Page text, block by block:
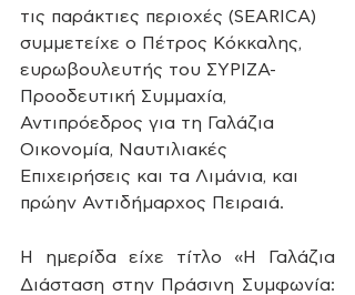
τις παράκτιες περιοχές (SEARICA)
συμμετείχε ο Πέτρος Κόκκαλης,
ευρωβουλευτής του ΣΥΡΙΖΑ-
Προοδευτική Συμμαχία,
Αντιπρόεδρος για τη Γαλάζια
Οικονομία, Ναυτιλιακές
Επιχειρήσεις και τα Λιμάνια, και
πρώην Αντιδήμαρχος Πειραιά.
Η ημερίδα είχε τίτλο «Η Γαλάζια
Διάσταση στην Πράσινη Συμφωνία: